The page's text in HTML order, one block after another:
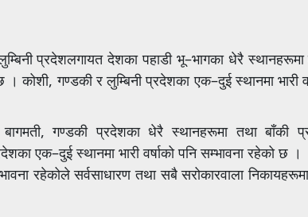
प्रदेशलगायत देशका पहाडी भू–भागका धेरै स्थानहरूमा
कोशी, गण्डकी र लुम्बिनी प्रदेशका एक–दुई स्थानमा भारी
गण्डकी प्रदेशका धेरै स्थानहरूमा तथा बाँकी
एक–दुई स्थानमा भारी वर्षाको पनि सम्भावना रहेको छ ।
रहेकोले सर्वसाधारण तथा सबै सरोकारवाला